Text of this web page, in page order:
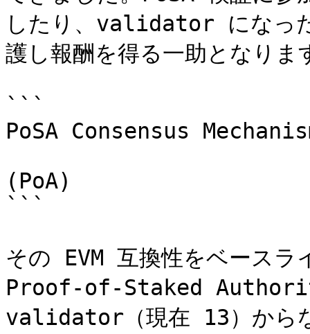
したり、validator になっ
護し報酬を得る一助となりま
```
PoSA Consensus
(PoA)
```
その EVM 互換性をベース
Proof-of-Staked Authority
validator（現在 13）から